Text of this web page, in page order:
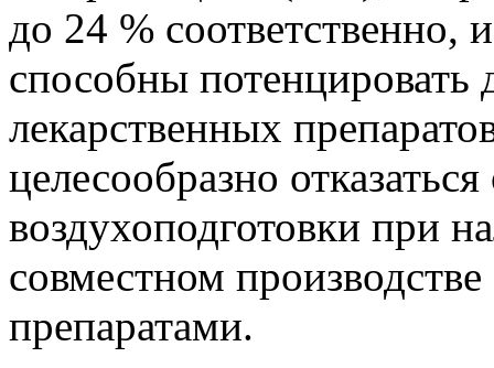
до 24 % соответственно,
способны потенцировать
лекарственных
целесообразно
воздухоподготовки при
совместном
препаратами.